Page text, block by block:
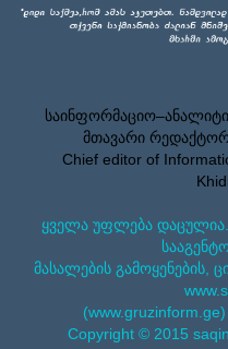
მთავარი
Chief editor of
ყველა უფლება
მასალების გამოყენების,
Copyright © 2015